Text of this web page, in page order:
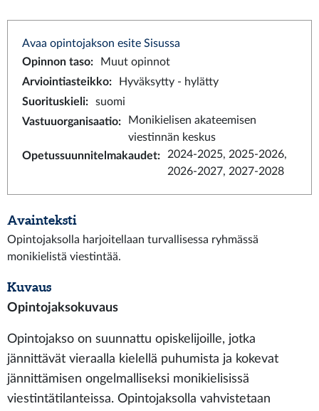
Avaa opintojakson esite Sisussa
Opinnon taso:
Muut opinnot
Arviointiasteikko:
Hyväksytty - hylätty
Suorituskieli:
suomi
Vastuuorganisaatio:
Monikielisen akateemisen
viestinnän keskus
Opetussuunnitelmakaudet:
2024-2025, 2025-2026,
2026-2027, 2027-2028
Avainteksti
Opintojaksolla harjoitellaan turvallisessa ryhmässä
monikielistä viestintää.
Kuvaus
Opintojaksokuvaus
Opintojakso on suunnattu opiskelijoille, jotka
jännittävät vieraalla kielellä puhumista ja kokevat
jännittämisen ongelmalliseksi monikielisissä
viestintätilanteissa. Opintojaksolla vahvistetaan